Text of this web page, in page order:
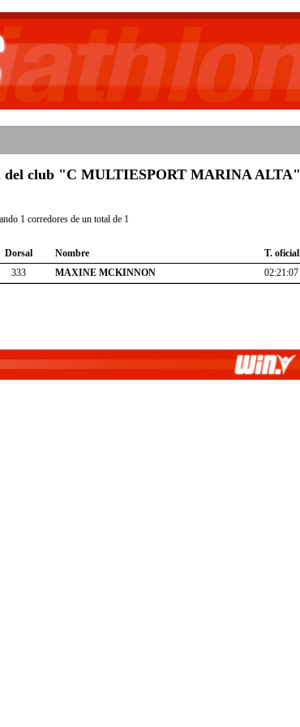
del club "C MULTIESPORT MARINA ALTA"
1 corredores de un total de 1
Dorsal Nombre T. oficial
333 MAXINE MCKINNON 02:21:07